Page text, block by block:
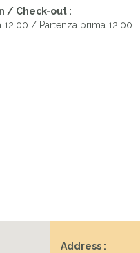
/ Check-out :
12.00 / Partenza prima 12.00
Address :